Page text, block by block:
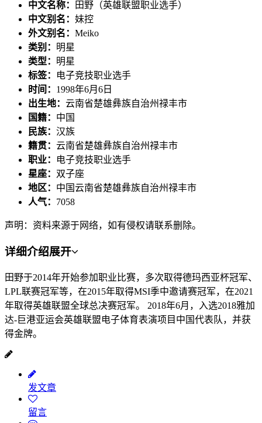
中文名称：
田野（英雄联盟职业选手）
中文别名： 妹控
外文别名： Meiko
类别： 明星
类型： 明星
标签：
电子竞技职业选手
时间： 1998年6月6日
出生地： 云南省楚雄彝族自治州禄丰市
国籍： 中国
民族： 汉族
籍贯： 云南省楚雄彝族自治州禄丰市
职业：
电子竞技职业选手
星座： 双子座
地区： 中国云南省楚雄彝族自治州禄丰市
人气： 7058
声明：资料来源于网络，如有侵权请联系删除。
详细介绍展开
田野于2014年开始参加职业比赛，多次取得德玛西亚杯冠军、
LPL联赛冠军等，在2015年取得MSI季中邀请赛冠军，在2021
年取得英雄联盟全球总决赛冠军。 2018年6月，入选2018雅加
达-巨港亚运会英雄联盟电子体育表演项目中国代表队，并获
得金牌。
发文章
留言